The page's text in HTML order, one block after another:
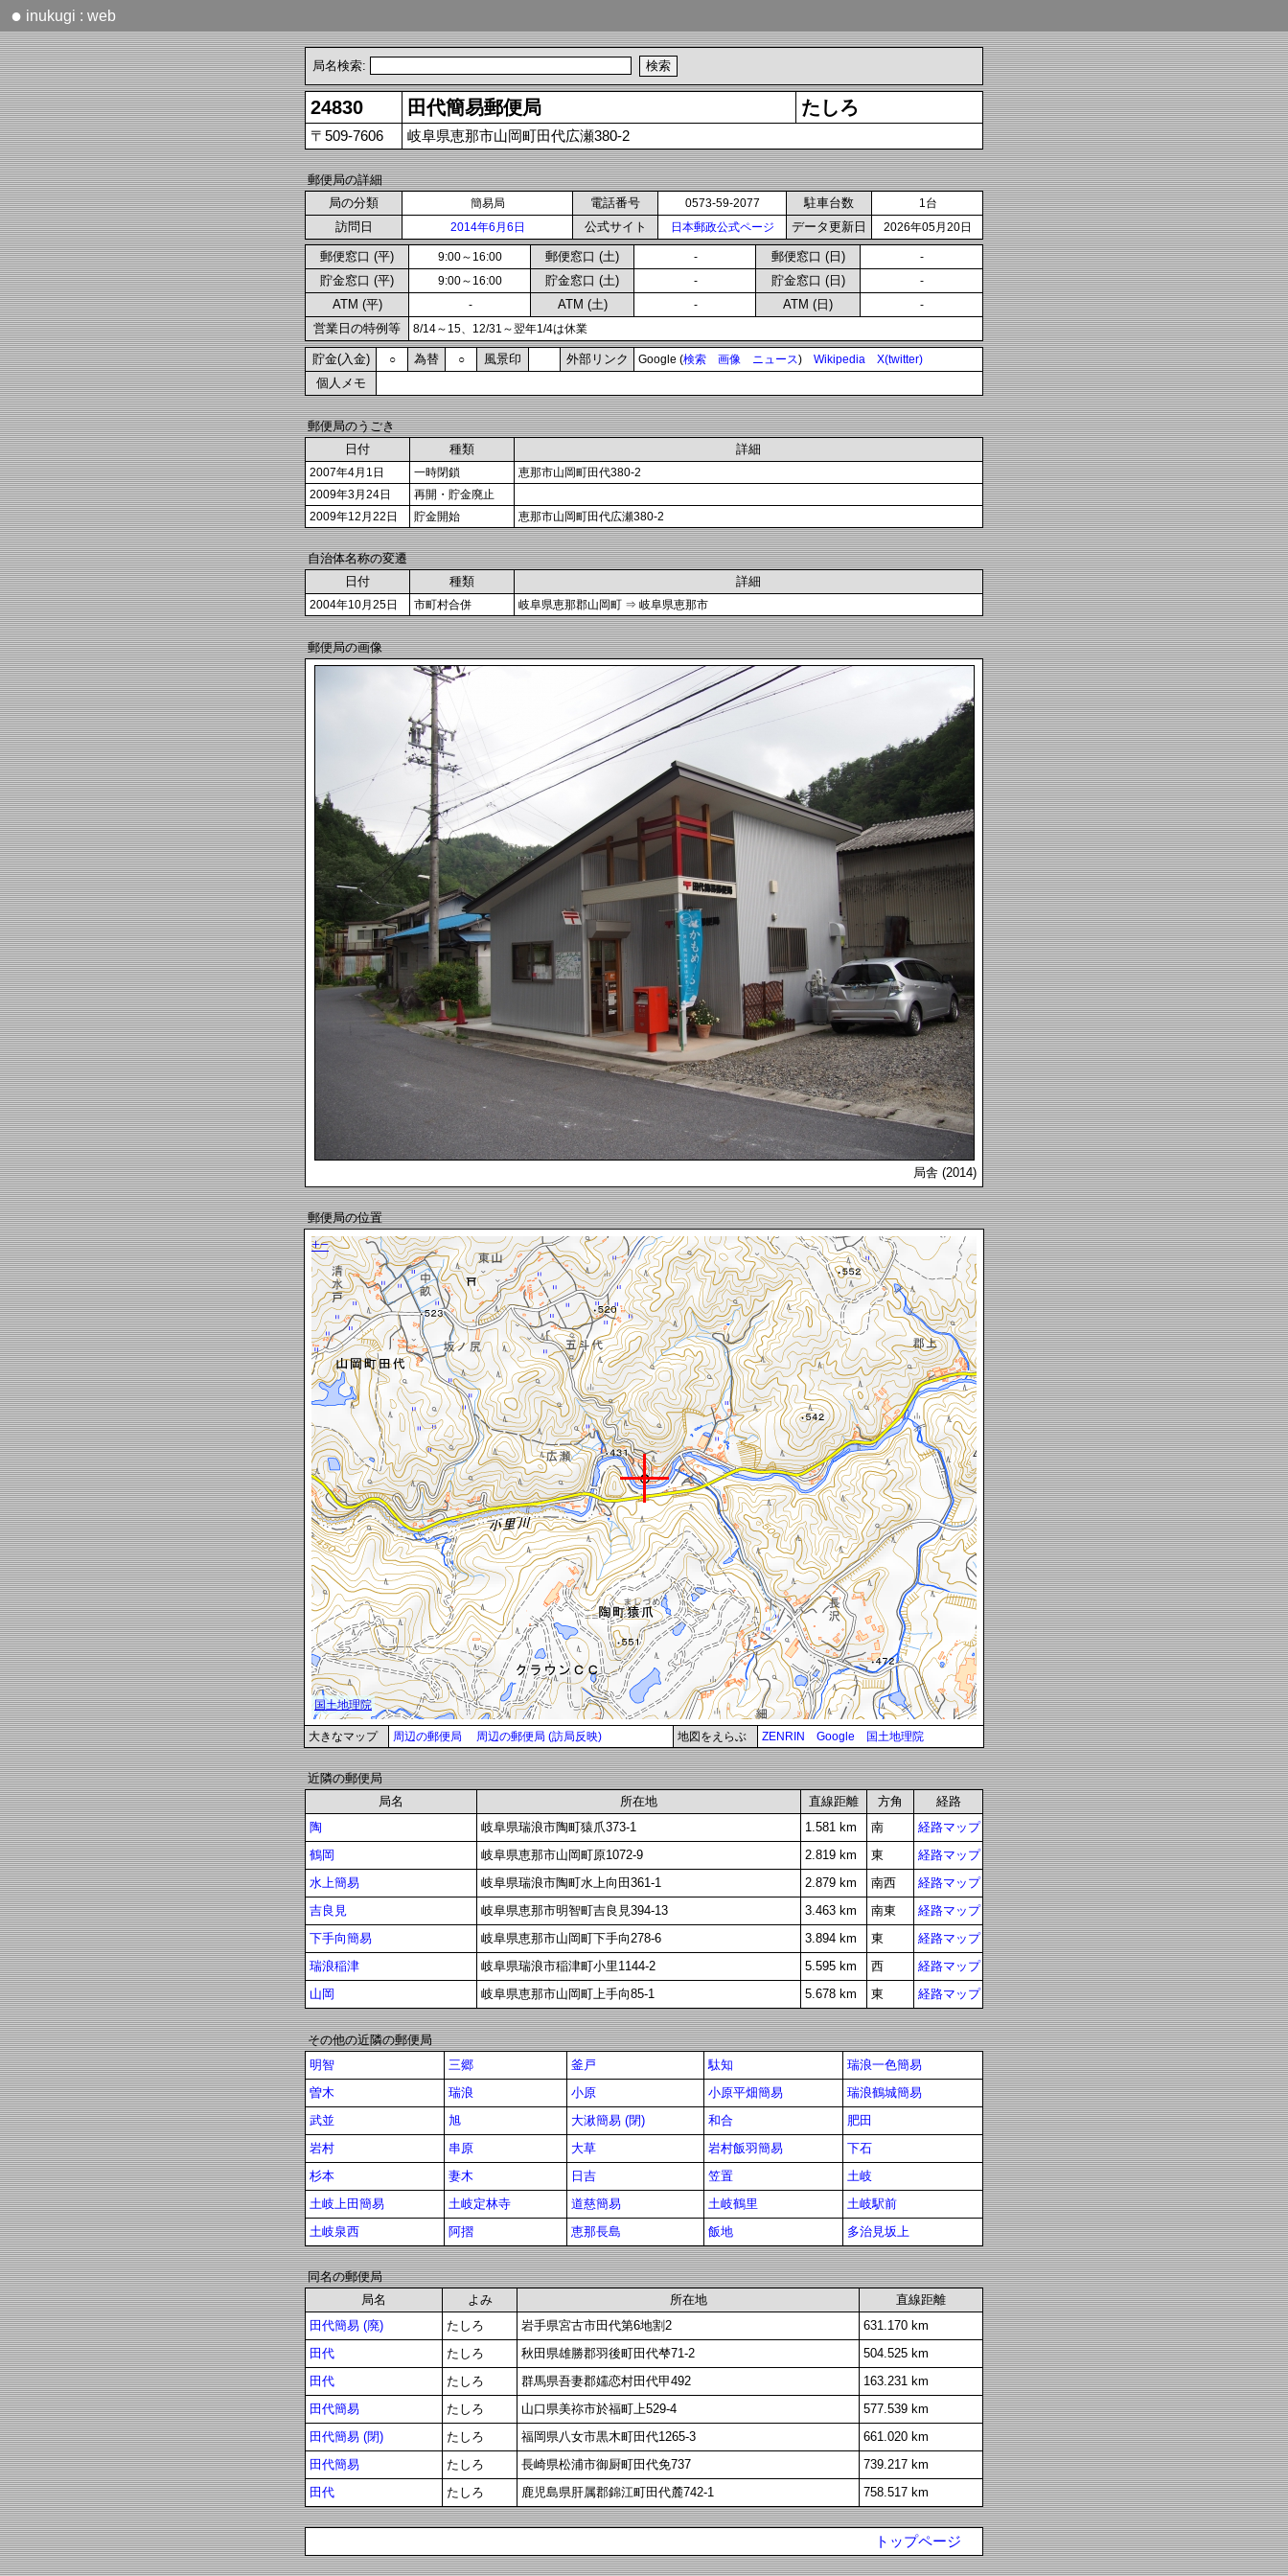
● inukugi : web
局名検索:
24830 田代簡易郵便局 たしろ
〒509-7606 岐阜県恵那市山岡町田代広瀬380-2
郵便局の詳細
局の分類
簡易局 電話番号 0573-59-2077 駐車台数 1台
訪問日 2014年6月6日 公式サイト 日本郵政公式ページ データ更新日 2026年05月20日
郵便窓口 (平) 9:00～16:00 郵便窓口 (土) - 郵便窓口 (日) -
貯金窓口 (平) 9:00～16:00 貯金窓口 (土) - 貯金窓口 (日) -
ATM (平) - ATM (土) - ATM (日) -
営業日の特例等 8/14～15、12/31～翌年1/4は休業
貯金(入金) ○ 為替 ○ 風景印 外部リンク Google (検索 画像 ニュース) Wikipedia X(twitter)
個人メモ
郵便局のうごき
日付
種類 詳細
2007年4月1日 一時閉鎖
恵那市山岡町田代380-2
2009年3月24日
再開・貯金廃止
2009年12月22日
貯金開始 恵那市山岡町田代広瀬380-2
自治体名称の変遷
日付
種類 詳細
2004年10月25日 市町村合併 岐阜県恵那郡山岡町 ⇒ 岐阜県恵那市
郵便局の画像
局舎 (2014)
郵便局の位置
大きなマップ 周辺の郵便局 周辺の郵便局 (訪局反映) 地図をえらぶ ZENRIN Google 国土地理院
近隣の郵便局
局名
所在地 直線距離 方角
経路
陶
岐阜県瑞浪市陶町猿爪373-1 1.581 km 南
経路マップ
鶴岡
岐阜県恵那市山岡町原1072-9 2.819 km 東
経路マップ
水上簡易
岐阜県瑞浪市陶町水上向田361-1 2.879 km 南西
経路マップ
吉良見
岐阜県恵那市明智町吉良見394-13 3.463 km 南東
経路マップ
下手向簡易
岐阜県恵那市山岡町下手向278-6 3.894 km 東
経路マップ
瑞浪稲津
岐阜県瑞浪市稲津町小里1144-2 5.595 km 西
経路マップ
山岡
岐阜県恵那市山岡町上手向85-1 5.678 km 東 経路マップ
その他の近隣の郵便局
明智
三郷 釜戸 駄知
瑞浪一色簡易
曽木
瑞浪 小原 小原平畑簡易
瑞浪鶴城簡易
武並
旭 大湫簡易 (閉) 和合
肥田
岩村
串原 大草 岩村飯羽簡易
下石
杉本
妻木 日吉 笠置
土岐
土岐上田簡易
土岐定林寺 道慈簡易 土岐鶴里
土岐駅前
土岐泉西
阿摺 恵那長島 飯地 多治見坂上
同名の郵便局
局名
よみ 所在地
直線距離
田代簡易 (廃)
たしろ 岩手県宮古市田代第6地割2
631.170 km
田代
たしろ 秋田県雄勝郡羽後町田代梺71-2
504.525 km
田代
たしろ 群馬県吾妻郡嬬恋村田代甲492
163.231 km
田代簡易
たしろ 山口県美祢市於福町上529-4
577.539 km
田代簡易 (閉)
たしろ 福岡県八女市黒木町田代1265-3
661.020 km
田代簡易
たしろ 長崎県松浦市御厨町田代免737
739.217 km
田代
たしろ 鹿児島県肝属郡錦江町田代麓742-1 758.517 km
トップページ